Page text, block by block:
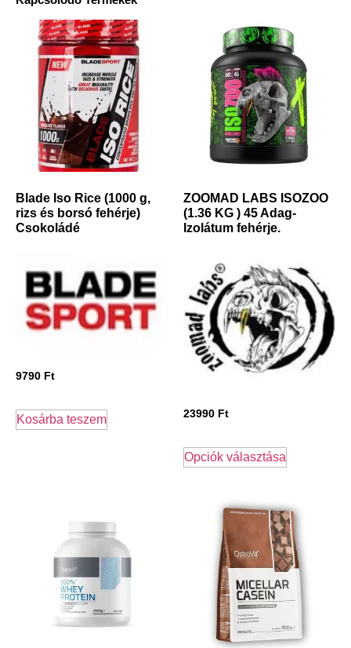
Blade Iso Rice (1000 g,
rizs és borsó fehérje)
Csokoládé
9790 Ft
Kosárba teszem
ZOOMAD LABS ISOZOO
(1.36 KG ) 45 Adag-
Izolátum fehérje.
23990 Ft
Opciók választása